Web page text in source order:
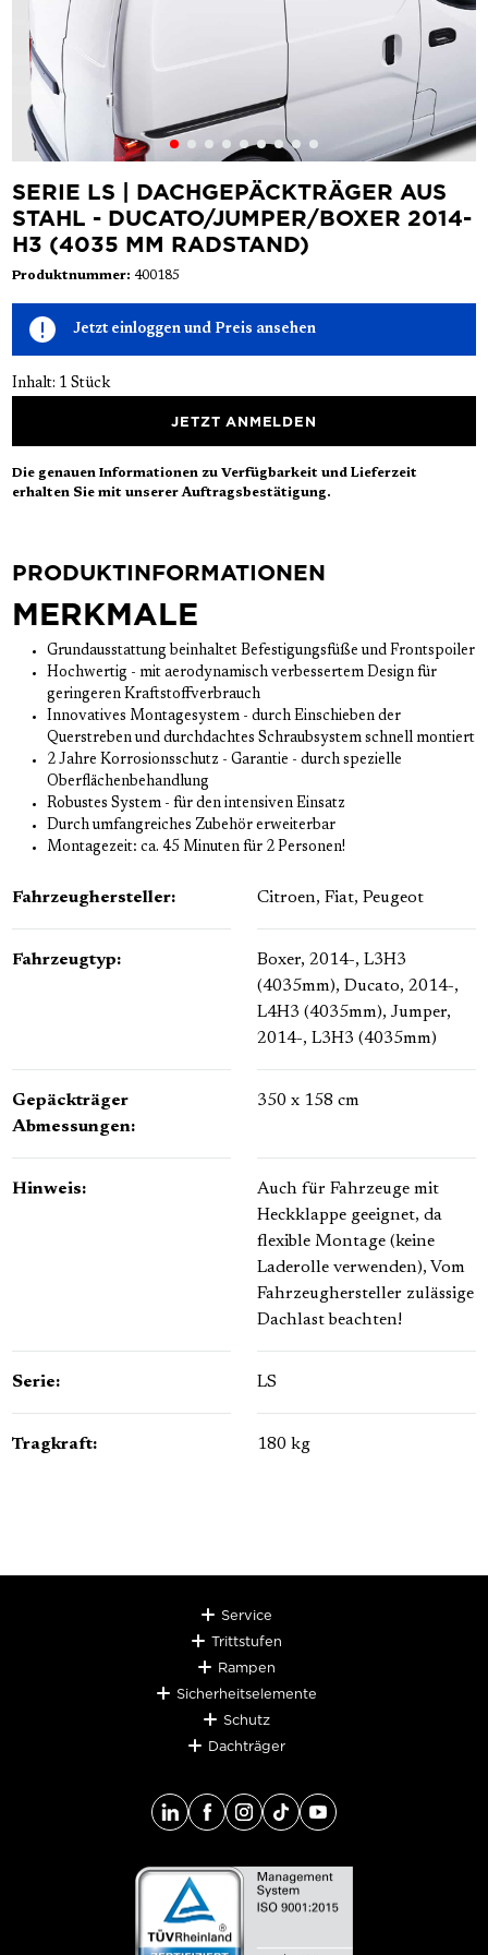
SERIE LS | DACHGEPÄCKTRÄGER AUS
STAHL - DUCATO/JUMPER/BOXER 2014-
H3 (4035 MM RADSTAND)
Produktnummer: 400185
Jetzt einloggen und Preis ansehen
Inhalt: 1 Stück
JETZT ANMELDEN
Die genauen Informationen zu Verfügbarkeit und Lieferzeit
erhalten Sie mit unserer Auftragsbestätigung.
PRODUKTINFORMATIONEN
MERKMALE
Grundausstattung beinhaltet Befestigungsfüße und Frontspoiler
Hochwertig - mit aerodynamisch verbessertem Design für
geringeren Kraftstoffverbrauch
Innovatives Montagesystem - durch Einschieben der
Querstreben und durchdachtes Schraubsystem schnell montiert
2 Jahre Korrosionsschutz - Garantie - durch spezielle
Oberflächenbehandlung
Robustes System - für den intensiven Einsatz
Durch umfangreiches Zubehör erweiterbar
Montagezeit: ca. 45 Minuten für 2 Personen!
Fahrzeughersteller: Citroen, Fiat, Peugeot
Fahrzeugtyp:
Boxer, 2014-, L3H3
(4035mm), Ducato, 2014-,
L4H3 (4035mm), Jumper,
2014-, L3H3 (4035mm)
Gepäckträger
Abmessungen:
350 x 158 cm
Hinweis:
Auch für Fahrzeuge mit
Heckklappe geeignet, da
flexible Montage (keine
Laderolle verwenden), Vom
Fahrzeughersteller zulässige
Dachlast beachten!
Serie: LS
Tragkraft: 180 kg
Service
Trittstufen
Rampen
Sicherheitselemente
Schutz
Dachträger